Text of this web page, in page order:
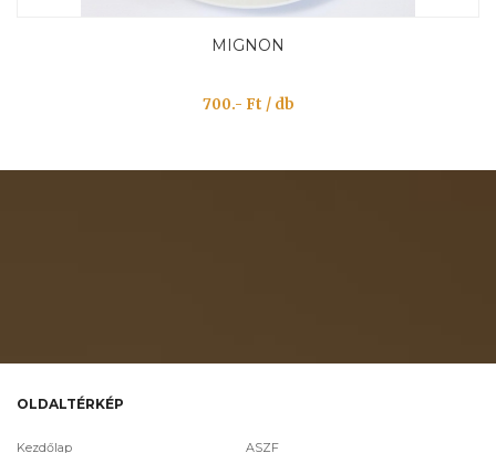
MIGNON
700.- Ft / db
OLDALTÉRKÉP
Kezdőlap
ASZF